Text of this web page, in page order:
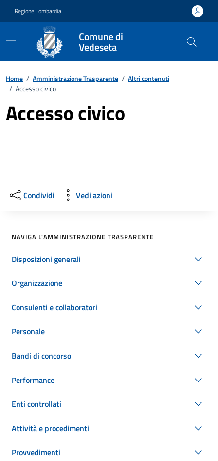
Regione Lombardia
Comune di
Vedeseta
Home / Amministrazione Trasparente / Altri contenuti
/ Accesso civico
Accesso civico
Condividi Vedi azioni
NAVIGA L'AMMINISTRAZIONE TRASPARENTE
Disposizioni generali
Organizzazione
Consulenti e collaboratori
Personale
Bandi di concorso
Performance
Enti controllati
Attività e procedimenti
Provvedimenti